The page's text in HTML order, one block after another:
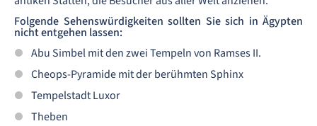
Folgende Sehenswürdigkeiten sollten Sie sich in Ägypten
nicht entgehen lassen:
Abu Simbel mit den zwei Tempeln von Ramses II.
Cheops-Pyramide mit der berühmten Sphinx
Tempelstadt Luxor
Theben